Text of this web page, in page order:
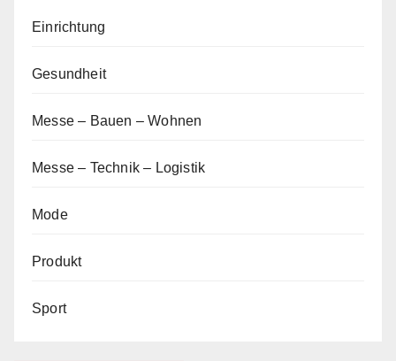
Einrichtung
Gesundheit
Messe – Bauen – Wohnen
Messe – Technik – Logistik
Mode
Produkt
Sport